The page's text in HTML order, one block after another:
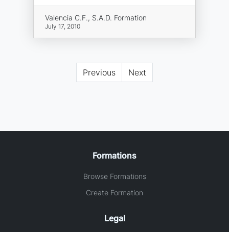
Valencia C.F., S.A.D. Formation
July 17, 2010
Previous Next
Formations
Browse Formations
Create Formation
Legal